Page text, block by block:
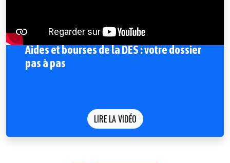
Aides et bourses de la DES : votre dossier
pas à pas
LIRE LA VIDÉO